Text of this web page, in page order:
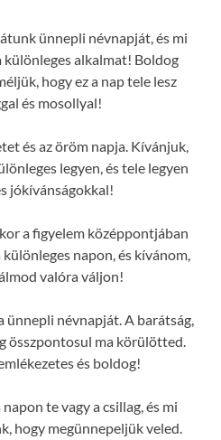
ünnepli névnapját, és mi
különleges alkalmat! Boldog
hogy ez a nap tele lesz
és mosollyal!
és az öröm napja. Kívánjuk,
legyen, és tele legyen
jókívánságokkal!
a figyelem középpontjában
napon, és kívánom,
valóra váljon!
ünnepli névnapját. A barátság,
összpontosul ma körülötted.
és boldog!
te vagy a csillag, és mi
hogy megünnepeljük veled.